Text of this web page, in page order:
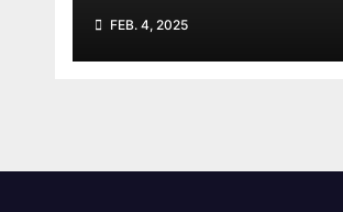
der Januar-Messen
des
FEB. 4, 2025